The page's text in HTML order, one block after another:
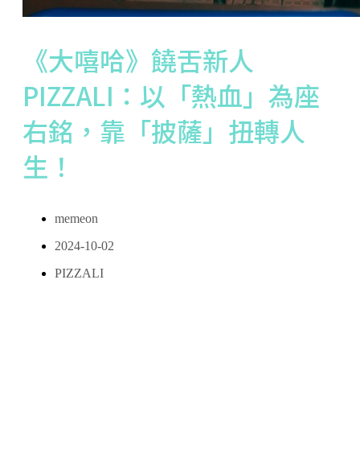
《大嘻哈》饒舌新人
PIZZALI：以「熱血」為座
右銘，靠「披薩」扭轉人
生！
memeon
2024-10-02
PIZZALI